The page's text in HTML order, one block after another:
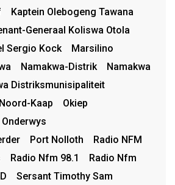
Kaptein Olebogeng Tawana
Generaal Koliswa Otola
Sergio Kock
Marsilino
Namakwa-Distrik
Namakwa
Distriksmunisipaliteit
Noord-Kaap
Okiep
Onderwys
Port Nolloth
Radio NFM
Radio Nfm 98.1
Radio Nfm
Sersant Timothy Sam